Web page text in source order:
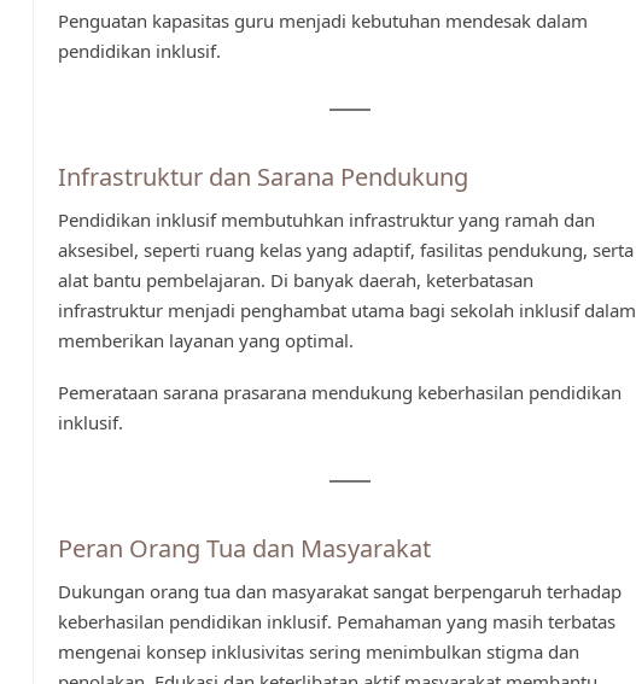
Penguatan kapasitas guru menjadi kebutuhan mendesak dalam
pendidikan inklusif.
Infrastruktur dan Sarana Pendukung
Pendidikan inklusif membutuhkan infrastruktur yang ramah dan
aksesibel, seperti ruang kelas yang adaptif, fasilitas pendukung, serta
alat bantu pembelajaran. Di banyak daerah, keterbatasan
infrastruktur menjadi penghambat utama bagi sekolah inklusif dalam
memberikan layanan yang optimal.
Pemerataan sarana prasarana mendukung keberhasilan pendidikan
inklusif.
Peran Orang Tua dan Masyarakat
Dukungan orang tua dan masyarakat sangat berpengaruh terhadap
keberhasilan pendidikan inklusif. Pemahaman yang masih terbatas
mengenai konsep inklusivitas sering menimbulkan stigma dan